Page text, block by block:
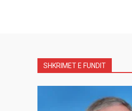
SHKRIMET E FUNDIT